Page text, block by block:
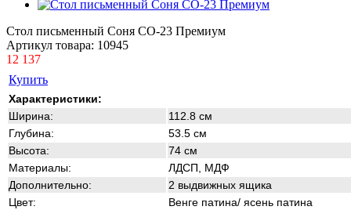
Стол письменный Соня СО-23 Премиум
Артикул товара: 10945
12 137
Купить
Характеристики:
Ширина:
112.8 см
Глубина:
53.5 см
Высота:
74 см
Материалы:
ЛДСП, МДФ
Дополнительно:
2 выдвижных ящика
Цвет:
Венге патина/ ясень патина